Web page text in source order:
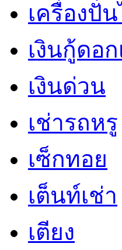
เครื่องปั่
เงินกู้ดอ
เงินด่วน
เช่ารถหรู
เซ็กทอย
เต็นท์เช่า
เตียง